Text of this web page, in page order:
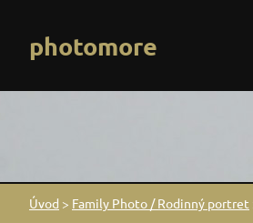
photomore
Úvod > Family Photo / Rodinný portret